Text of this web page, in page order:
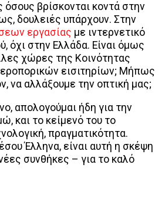
όσους βρίσκονται κοντά στην
δουλειές υπάρχουν. Στην
εργασίας με ιντερνετικό
όχι στην Ελλάδα. Είναι όμως
χώρες της Κοινότητας
εισιτηρίων; Μήπως
να αλλάξουμε την οπτική μας;
απολογούμαι ήδη για την
και το κείμενό του το
πραγματικότητα.
Έλληνα, είναι αυτή η σκέψη
συνθήκες – για το καλό